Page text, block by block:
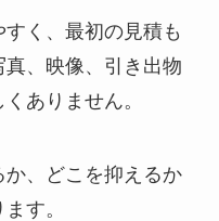
く、最初の見積も
真、映像、引き出物
ありません。
、どこを抑えるか
す。